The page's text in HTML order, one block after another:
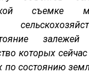
съемке
залежей
которых
по состоянию